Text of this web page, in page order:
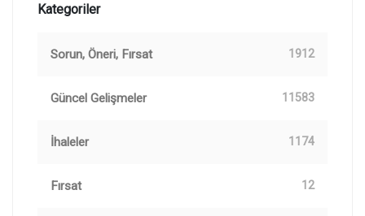
Kategoriler
Sorun, Öneri, Fırsat 1912
Güncel Gelişmeler 11583
İhaleler 1174
Fırsat 12